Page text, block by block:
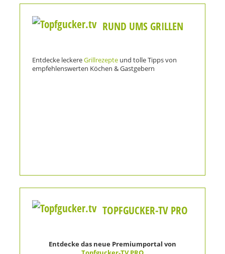
RUND UMS GRILLEN
Entdecke leckereGrillrezepte und tolle Tipps von
empfehlenswerten Köchen & Gastgebern
TOPFGUCKER-TV PRO
Entdecke das neue Premiumportal von